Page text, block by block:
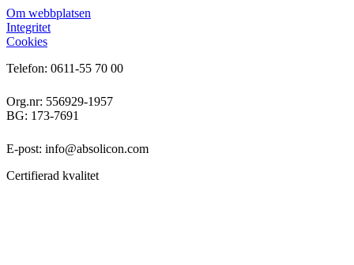
Om webbplatsen
Integritet
Cookies
Telefon: 0611-55 70 00
Org.nr: 556929-1957
BG: 173-7691
E-post: info@absolicon.com
Certifierad kvalitet